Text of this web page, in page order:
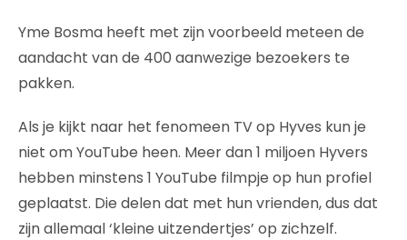
Yme Bosma heeft met zijn voorbeeld meteen de
aandacht van de 400 aanwezige bezoekers te
pakken.
Als je kijkt naar het fenomeen TV op Hyves kun je
niet om YouTube heen. Meer dan 1 miljoen Hyvers
hebben minstens 1 YouTube filmpje op hun profiel
geplaatst. Die delen dat met hun vrienden, dus dat
zijn allemaal ‘kleine uitzendertjes’ op zichzelf.